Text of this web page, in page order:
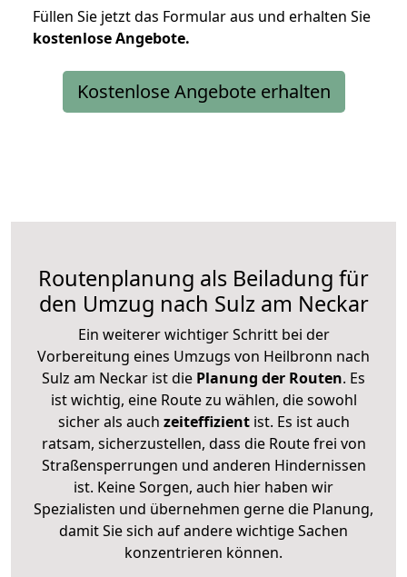
Füllen Sie jetzt das Formular aus und erhalten Sie
kostenloseAngebote.
Kostenlose Angebote erhalten
Routenplanung als Beiladung für
den Umzug nach Sulz am Neckar
Ein weiterer wichtiger Schritt bei der
Vorbereitung eines Umzugs von Heilbronn nach
Sulz am Neckar ist die Planung der Routen. Es
ist wichtig, eine Route zu wählen, die sowohl
sicher als auch zeiteffizientist. Es ist auch
ratsam, sicherzustellen, dass die Route frei von
Straßensperrungen und anderen Hindernissen
ist. Keine Sorgen, auch hier haben wir
Spezialisten und übernehmen gerne die Planung,
damit Sie sich auf andere wichtige Sachen
konzentrieren können.